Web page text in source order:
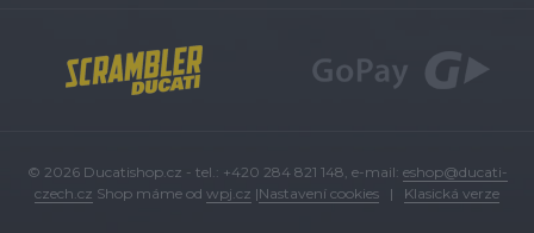
© 2026 Ducatishop.cz - tel.: +420 284 821 148, e-mail: eshop@ducati-
czech.cz Shop máme od wpj.cz |Nastavení cookies | Klasická verze